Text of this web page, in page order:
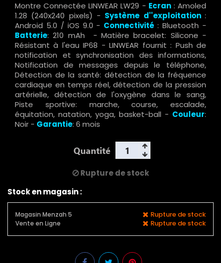
Montre Connectée LINWEAR LW29 - Ecran : Amoled
1.28 (240x240 pixels) - Système d''exploitation:
Android 5.0 / iOS 9.0 - Connectivité: Bluetooth -
Batterie: 210 mAh - Matière bracelet: Silicone -
Résistant à l'eau IP68 - LINWEAR fournit : Push de
notification et synchronisation des informations,
Notification de messages depuis le téléphone,
Détection de la santé: détection de la fréquence
cardiaque en temps réel, détection de la pression
artérielle, détection de l'oxygène dans le sang,
Piste sportive: marche, course, escalade,
équitation, natation, yoga, basket-ball - Couleur:
Noir - Garantie: 6 mois
Quantité
Rupture de stock
Stock en magasin :
Magasin Menzah 5 Rupture de stock
Vente en Ligne Rupture de stock